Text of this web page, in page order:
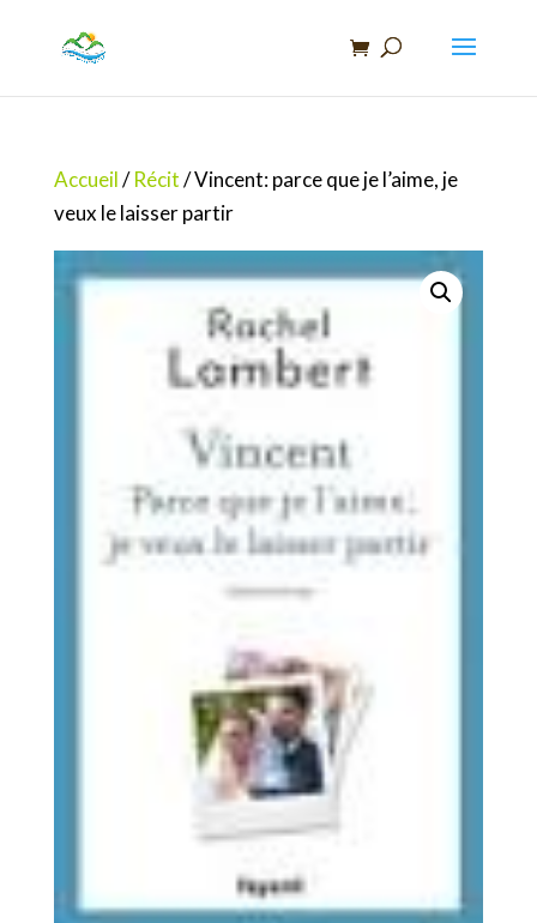
Accueil/Récit/ Vincent: parce que je l’aime, je
veux le laisser partir